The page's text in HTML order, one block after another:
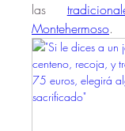
las
Montehermoso.